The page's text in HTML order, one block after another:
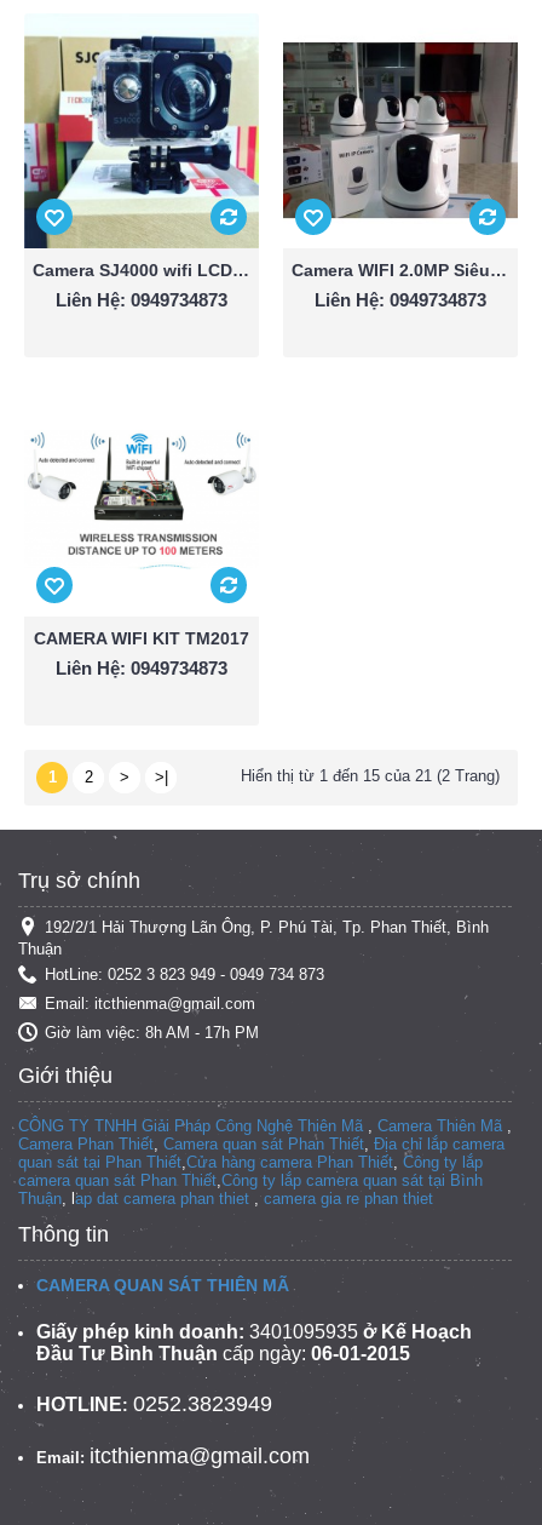
Camera SJ4000 wifi LCD 2 Inch
Liên Hệ: 0949734873
Camera WIFI 2.0MP Siêu nét
Liên Hệ: 0949734873
CAMERA WIFI KIT TM2017
Liên Hệ: 0949734873
1 2 > >| Hiển thị từ 1 đến 15 của 21 (2 Trang)
Trụ sở chính
192/2/1 Hải Thượng Lãn Ông, P. Phú Tài, Tp. Phan Thiết, Bình
Thuận
HotLine: 0252 3 823 949 - 0949 734 873
Email: itcthienma@gmail.com
Giờ làm việc: 8h AM - 17h PM
Giới thiệu
CÔNG TY TNHH Giải Pháp Công Nghệ Thiên Mã , Camera Thiên Mã ,
Camera Phan Thiết, Camera quan sát Phan Thiết, Địa chỉ lắp camera
quan sát tại Phan Thiết,Cửa hàng camera Phan Thiết, Công ty lắp
camera quan sát Phan Thiết,Công ty lắp camera quan sát tại Bình
Thuận, l ap dat camera phan thiet , camera gia re phan thiet
Thông tin
CAMERA QUAN SÁT THIÊN MÃ
Giấy phép kinh doanh: 3401095935 ở Kế Hoạch
Đầu Tư Bình Thuận cấp ngày: 06-01-2015
HOTLINE: 0252.3823949
Email: itcthienma@gmail.com